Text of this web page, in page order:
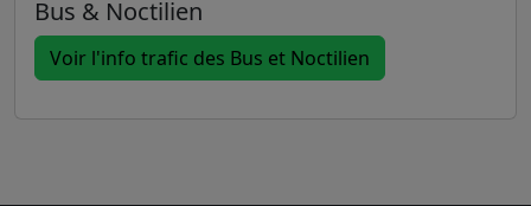
Bus & Noctilien
Voir l'info trafic des Bus et Noctilien